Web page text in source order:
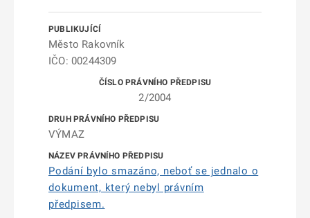
Město Rakovník
IČO: 00244309
2/2004
VÝMAZ
Podání bylo smazáno, neboť se jednalo o
dokument, který nebyl právním
předpisem.